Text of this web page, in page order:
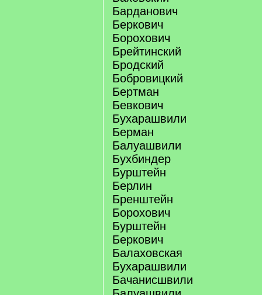
Барданович
Беркович
Борохович
Брейтинский
Бродский
Бобровицкий
Бертман
Бевкович
Бухарашвили
Берман
Балуашвили
Бухбиндер
Бурштейн
Берлин
Бренштейн
Борохович
Бурштейн
Беркович
Балаховская
Бухарашвили
Бачанисшвили